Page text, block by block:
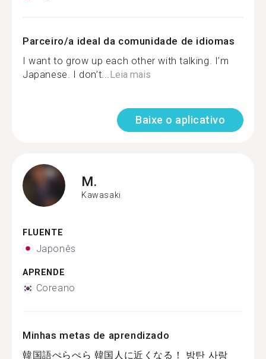
Parceiro/a ideal da comunidade de idiomas
I want to grow up each other with talking. I’m
Japanese. I don’t...Leia mais
Baixe o aplicativo
M.
Kawasaki
FLUENTE
Japonês
APRENDE
Coreano
Minhas metas de aprendizado
韓国語ぺらぺら 韓国人に近くなる！ 방탄 사랑